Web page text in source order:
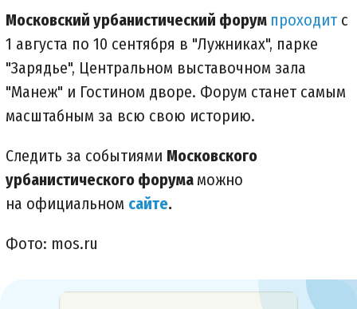
Московский урбанистический форум проходит с
1 августа по 10 сентября в "Лужниках", парке
"Зарядье", Центральном выставочном зала
"Манеж" и Гостином дворе. Форум станет самым
масштабным за всю свою историю.
Следить за событиями Московского
урбанистического форума можно
на официальном сайте.
Фото: mos.ru